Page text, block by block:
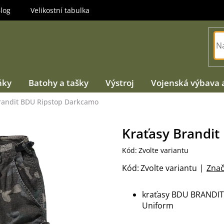
Velikostní tabulka
Batohy a tašky Výstroj Vojenská výbava
BDU Ripstop Darkcamo
kraťasy BDU
Uniform
Kraťasy Brandit
Kód: Zvolte variantu
Kód:Zvolte variantu